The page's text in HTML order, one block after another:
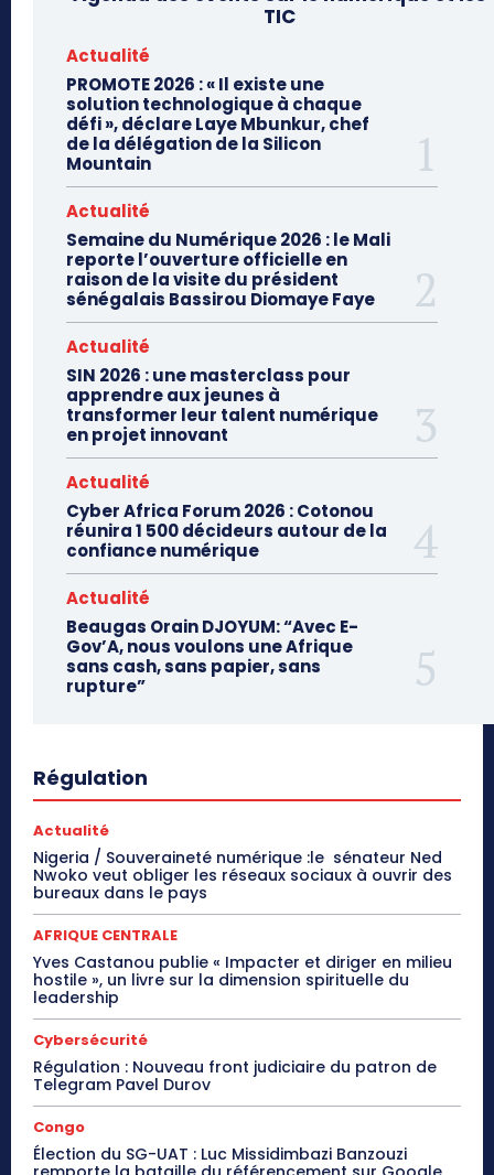
TIC
Actualité
PROMOTE 2026 : « Il existe une
solution technologique à chaque
défi », déclare Laye Mbunkur, chef
de la délégation de la Silicon
Mountain
Actualité
Semaine du Numérique 2026 : le Mali
reporte l’ouverture officielle en
raison de la visite du président
sénégalais Bassirou Diomaye Faye
Actualité
SIN 2026 : une masterclass pour
apprendre aux jeunes à
transformer leur talent numérique
en projet innovant
Actualité
Cyber Africa Forum 2026 : Cotonou
réunira 1 500 décideurs autour de la
confiance numérique
Actualité
Beaugas Orain DJOYUM: “Avec E-
Gov’A, nous voulons une Afrique
sans cash, sans papier, sans
rupture”
Régulation
Actualité
Nigeria / Souveraineté numérique :le sénateur Ned
Nwoko veut obliger les réseaux sociaux à ouvrir des
bureaux dans le pays
AFRIQUE CENTRALE
Yves Castanou publie « Impacter et diriger en milieu
hostile », un livre sur la dimension spirituelle du
leadership
Cybersécurité
Régulation : Nouveau front judiciaire du patron de
Telegram Pavel Durov
Congo
Élection du SG-UAT : Luc Missidimbazi Banzouzi